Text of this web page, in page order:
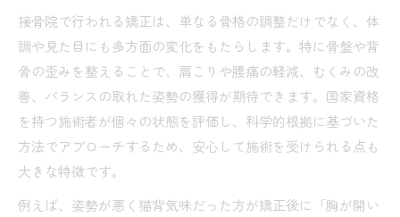
接骨院で行われる矯正は、単なる骨格の調整だけでなく、体
調や見た目にも多方面の変化をもたらします。特に骨盤や背
骨の歪みを整えることで、肩こりや腰痛の軽減、むくみの改
善、バランスの取れた姿勢の獲得が期待できます。国家資格
を持つ施術者が個々の状態を評価し、科学的根拠に基づいた
方法でアプローチするため、安心して施術を受けられる点も
大きな特徴です。
例えば、姿勢が悪く猫背気味だった方が矯正後に「胸が開い